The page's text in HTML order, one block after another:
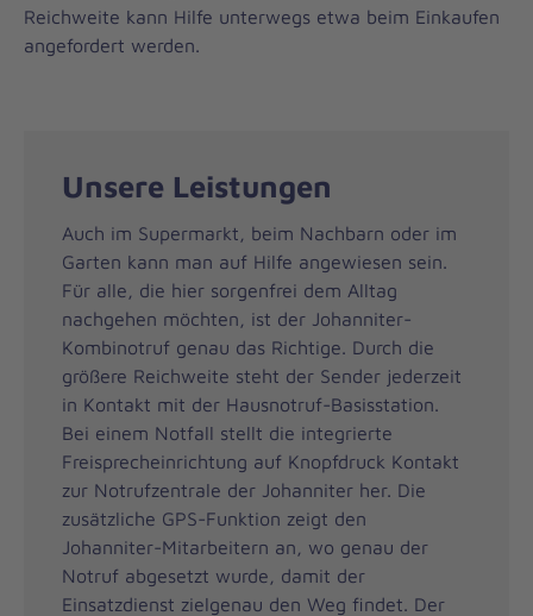
Reichweite kann Hilfe unterwegs etwa beim Einkaufen
angefordert werden.
Unsere Leistungen
Auch im Supermarkt, beim Nachbarn oder im
Garten kann man auf Hilfe angewiesen sein.
Für alle, die hier sorgenfrei dem Alltag
nachgehen möchten, ist der Johanniter-
Kombinotruf genau das Richtige. Durch die
größere Reichweite steht der Sender jederzeit
in Kontakt mit der Hausnotruf-Basisstation.
Bei einem Notfall stellt die integrierte
Freisprecheinrichtung auf Knopfdruck Kontakt
zur Notrufzentrale der Johanniter her. Die
zusätzliche GPS-Funktion zeigt den
Johanniter-Mitarbeitern an, wo genau der
Notruf abgesetzt wurde, damit der
Einsatzdienst zielgenau den Weg findet. Der